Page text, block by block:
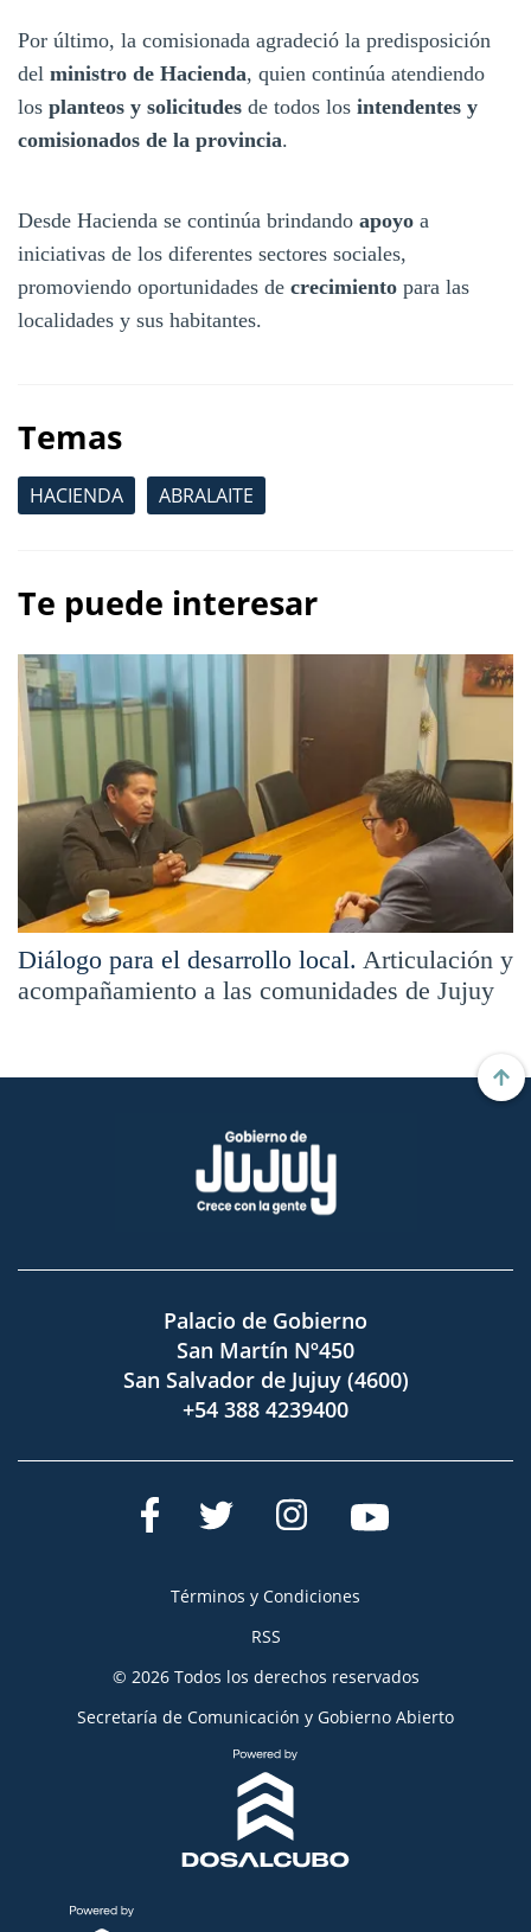
Por último, la comisionada agradeció la predisposición
del ministro de Hacienda, quien continúa atendiendo
los planteos y solicitudes de todos los intendentes y
comisionados de la provincia.
Desde Hacienda se continúa brindando apoyo a
iniciativas de los diferentes sectores sociales,
promoviendo oportunidades de crecimiento para las
localidades y sus habitantes.
Temas
HACIENDA ABRALAITE
Te puede interesar
Diálogo para el desarrollo local. Articulación y
acompañamiento a las comunidades de Jujuy
Palacio de Gobierno
San Martín Nº450
San Salvador de Jujuy (4600)
+54 388 4239400
Términos y Condiciones
RSS
© 2026 Todos los derechos reservados
Secretaría de Comunicación y Gobierno Abierto